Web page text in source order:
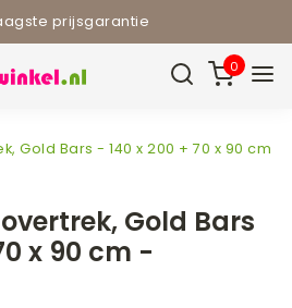
prijsgarantie
0
Gold Bars - 140 x 200 + 70 x 90 cm
Gold Bars
x 90 cm -